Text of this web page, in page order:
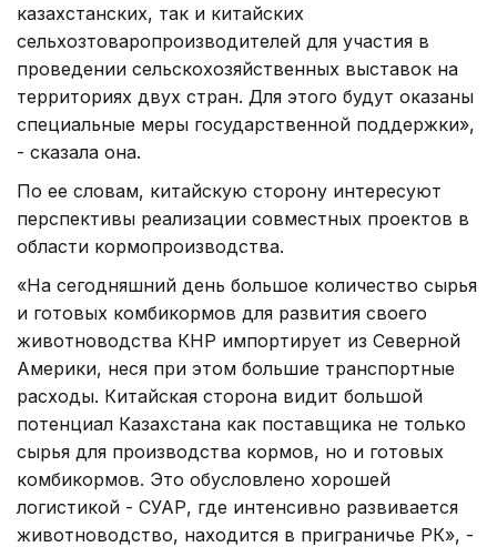
казахстанских, так и китайских
сельхозтоваропроизводителей для участия в
проведении сельскохозяйственных выставок на
территориях двух стран. Для этого будут оказаны
специальные меры государственной поддержки»,
- сказала она.
По ее словам, китайскую сторону интересуют
перспективы реализации совместных проектов в
области кормопроизводства.
«На сегодняшний день большое количество сырья
и готовых комбикормов для развития своего
животноводства КНР импортирует из Северной
Америки, неся при этом большие транспортные
расходы. Китайская сторона видит большой
потенциал Казахстана как поставщика не только
сырья для производства кормов, но и готовых
комбикормов. Это обусловлено хорошей
логистикой - СУАР, где интенсивно развивается
животноводство, находится в приграничье РК», -